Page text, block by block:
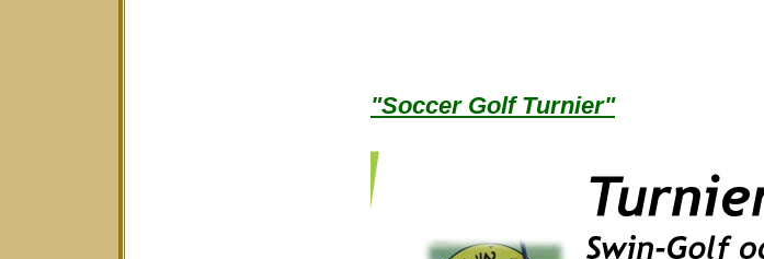
"Soccer Golf Turnier"